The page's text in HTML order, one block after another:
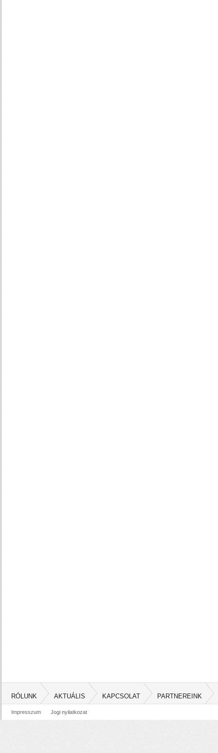
RÓLUNK AKTUÁLIS KAPCSOLAT PARTNEREINK
Impresszum Jogi nyilatkozat